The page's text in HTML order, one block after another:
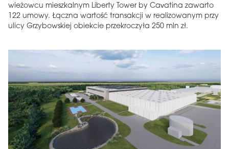
wieżowcu mieszkalnym Liberty Tower by Cavatina zawarto
122 umowy. Łączna wartość transakcji w realizowanym przy
ulicy Grzybowskiej obiekcie przekroczyła 250 mln zł.